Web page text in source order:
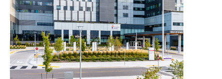
Hôpital Cortellucci
Vaughan